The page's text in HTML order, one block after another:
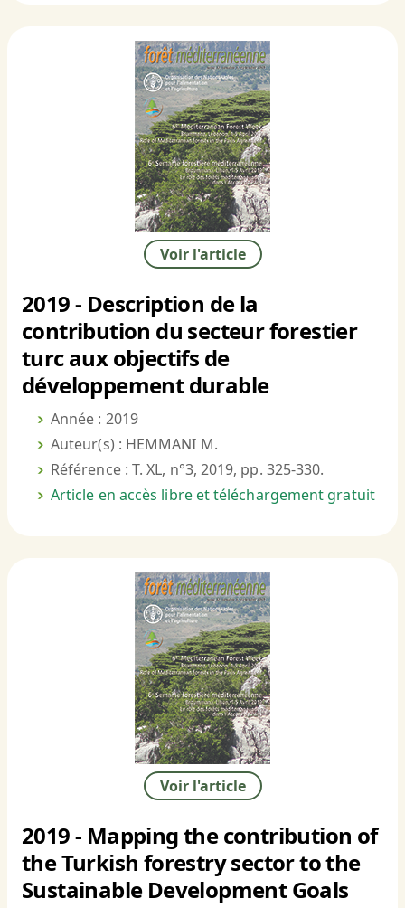
Voir l'article
2019 - Description de la
contribution du secteur forestier
turc aux objectifs de
développement durable
Année : 2019
Auteur(s) : HEMMANI M.
Référence : T. XL, n°3, 2019, pp. 325-330.
Article en accès libre et téléchargement gratuit
Voir l'article
2019 - Mapping the contribution of
the Turkish forestry sector to the
Sustainable Development Goals